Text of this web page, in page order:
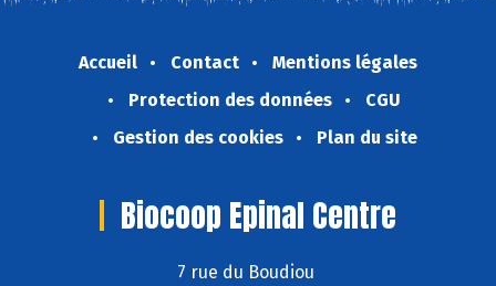
Accueil Contact
Mentions légales
Protection des données
CGU
Gestion des cookies
Plan du site
Biocoop Epinal Centre
7 rue du Boudiou